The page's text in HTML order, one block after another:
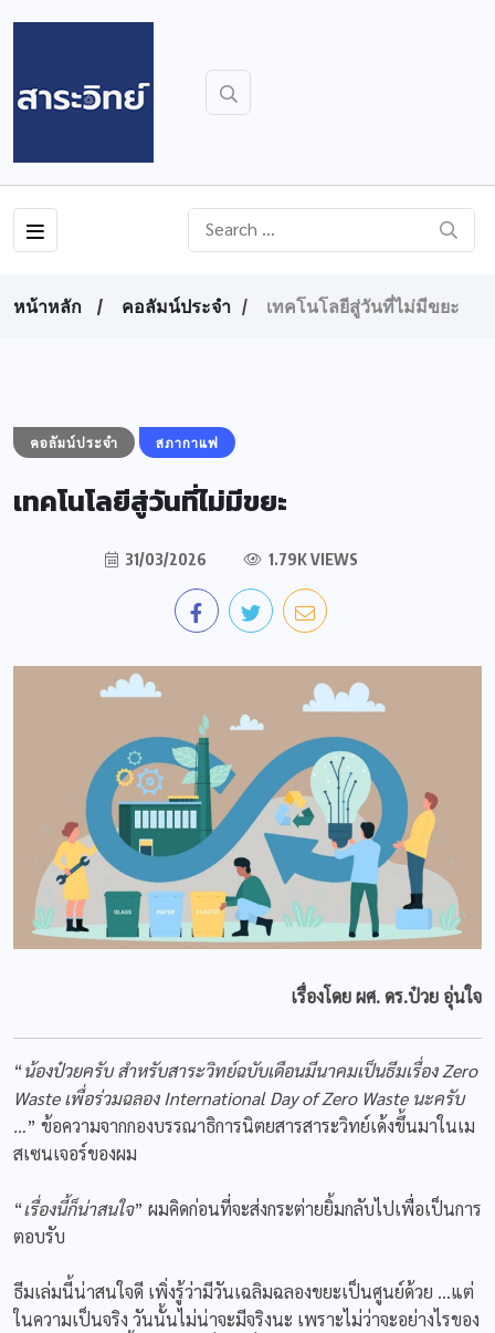
หน้าหลัก คอลัมน์ประจำ เทคโนโลยีสู่วันที่ไม่มีขยะ
คอลัมน์ประจำ สภากาแฟ
เทคโนโลยีสู่วันที่ไม่มีขยะ
31/03/2026 1.79K VIEWS
เรื่องโดย ผศ. ดร.ป๋วย อุ่นใจ
“น้องป๋วยครับ สำหรับสาระวิทย์ฉบับเดือนมีนาคมเป็นธีมเรื่องZero
Waste เพื่อร่วมฉลอง International Day of Zero Waste นะครับ
…” ข้อความจากกองบรรณาธิการนิตยสารสาระวิทย์เด้งขึ้นมาในเม
สเซนเจอร์ของผม
“เรื่องนี้ก็น่าสนใจ” ผมคิดก่อนที่จะส่งกระต่ายยิ้มกลับไปเพื่อเป็นการ
ตอบรับ
ธีมเล่มนี้น่าสนใจดี เพิ่งรู้ว่ามีวันเฉลิมฉลองขยะเป็นศูนย์ด้วย …แต่
ในความเป็นจริง วันนั้นไม่น่าจะมีจริงนะ เพราะไม่ว่าจะอย่างไรของ